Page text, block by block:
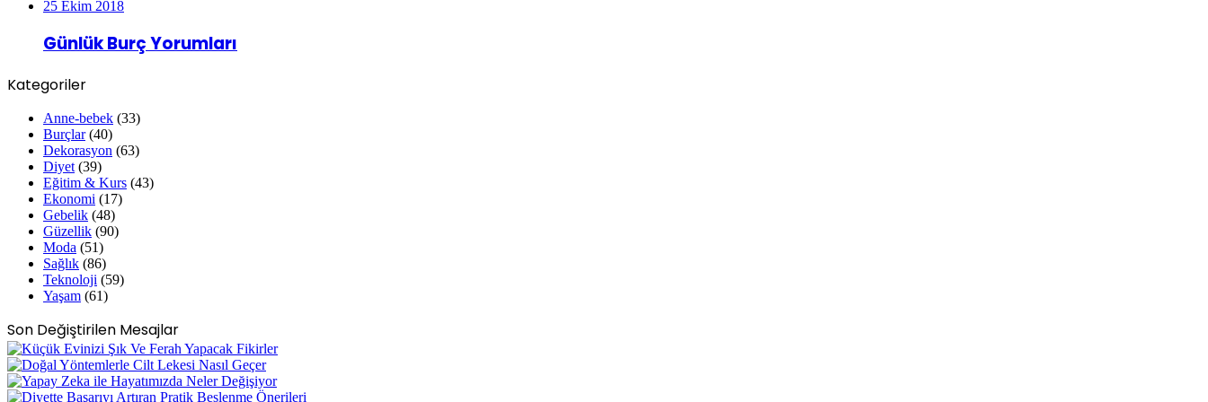
25 Ekim 2018
Günlük Burç Yorumları
Kategoriler
Anne-bebek (33)
Burçlar(40)
Dekorasyon (63)
Diyet (39)
Eğitim & Kurs (43)
Ekonomi (17)
Gebelik (48)
Güzellik (90)
Moda (51)
Sağlık (86)
Teknoloji (59)
Yaşam (61)
Son Değiştirilen Mesajlar